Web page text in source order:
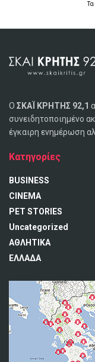
Τα
Ο ΣΚΑΪ ΚΡΗΤΗΣ 92,1
συνειδητοποιημένο
έγκαιρη ενημέρωση
Κατηγορίες
BUSINESS
CINEMA
PET STORIES
Uncategorized
ΑΘΛΗΤΙΚΑ
ΕΛΛΑΔΑ